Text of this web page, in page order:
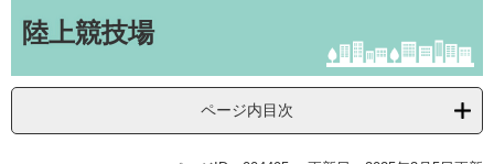
文陸上競技場
ページ内目次